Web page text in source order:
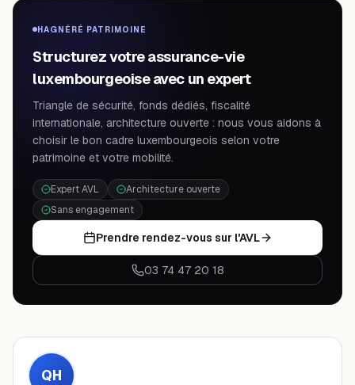
HAGNÉRÉ PATRIMOINE
Structurez votre assurance-vie
luxembourgeoise avec un expert
Triangle de sécurité, fonds dédiés, fiscalité
internationale, architecture ouverte : nous vous aidons à
choisir le bon cadre luxembourgeois selon votre
patrimoine et votre mobilité.
Expert AVL
Architecture ouverte
Sans engagement
Prendre rendez-vous sur l'AVL
03 74 47 20 18
QH